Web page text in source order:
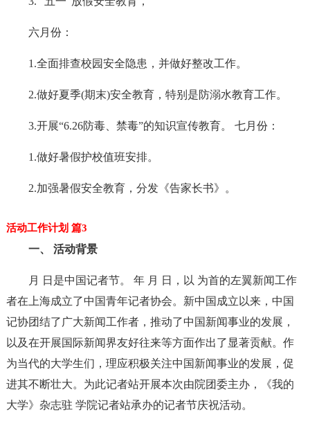
六月份：
1.全面排查校园安全隐患，并做好整改工作。
2.做好夏季(期末)安全教育，特别是防溺水教育工作。
3.开展“6.26防毒、禁毒”的知识宣传教育。 七月份：
1.做好暑假护校值班安排。
2.加强暑假安全教育，分发《告家长书》。
活动工作计划 篇3
一、 活动背景
月 日是中国记者节。 年 月 日，以 为首的左翼新闻工作
者在上海成立了中国青年记者协会。新中国成立以来，中国
记协团结了广大新闻工作者，推动了中国新闻事业的发展，
以及在开展国际新闻界友好往来等方面作出了显著贡献。作
为当代的大学生们，理应积极关注中国新闻事业的发展，促
进其不断壮大。为此记者站开展本次由院团委主办，《我的
大学》杂志驻 学院记者站承办的记者节庆祝活动。